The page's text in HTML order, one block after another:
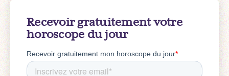
Recevoir gratuitement votre
horoscope du jour